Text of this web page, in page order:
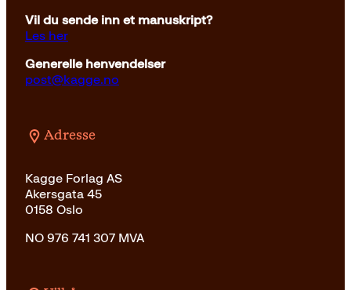
Vil du sende inn et manuskript?
Les her
Generelle henvendelser
post@kagge.no
Adresse
Kagge Forlag AS
Akersgata 45
0158 Oslo
NO 976 741 307 MVA